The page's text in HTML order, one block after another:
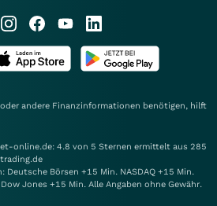
andere Finanzinformationen benötigen, hilft
online.de: 4.8 von 5 Sternen ermittelt aus 285
Deutsche Börsen +15 Min. NASDAQ +15 Min.
Jones +15 Min. Alle Angaben ohne Gewähr.